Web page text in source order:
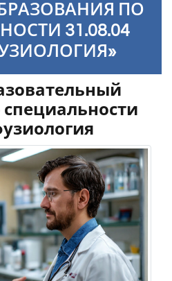
ПО
31.08.04
специальности